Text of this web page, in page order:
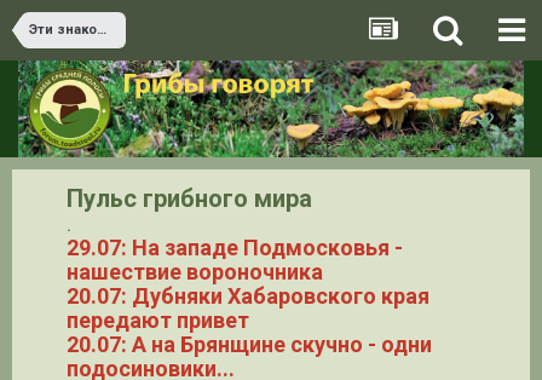
Эти знакомые и незнакомые грибы
Пульс грибного мира
.
29.07: На западе Подмосковья -
нашествие вороночника
20.07: Дубняки Хабаровского края
передают привет
20.07: А на Брянщине скучно - одни
подосиновики...